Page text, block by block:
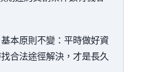
本原則不變：平時做好資
合法途徑解決，才是長久